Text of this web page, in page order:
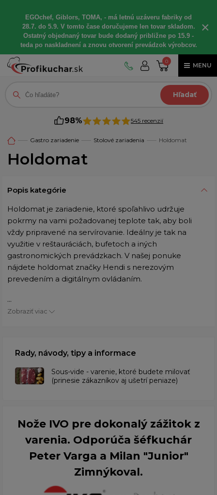
EGOchef, Giblors, TOMA, - má letnú uzáveru fabriky od
28.7. do 5.9. V tomto čase doručujeme len tovar skladom.
Ostatný objednaný tovar bude dodaný približne po 15.9 -
teda po naskladnení a znovu otvorení prevádzok výrobcov.
×
0
MENU
Hľadať
98% 545 recenzií
Gastro zariadenie Stolové zariadenia Holdomat
Holdomat
Popis kategórie
Holdomat je zariadenie, ktoré spoľahlivo udržuje
pokrmy na vami požadovanej teplote tak, aby boli
vždy pripravené na servírovanie. Ideálny je tak na
využitie v reštauráciách, bufetoch a iných
gastronomických prevádzkach. V našej ponuke
nájdete holdomat značky Hendi s nerezovým
prevedením a digitálnym ovládaním.
...
Zobraziť viac
Rady, návody, tipy a informace
​Sous-vide - varenie, ktoré budete milovať
(prinesie zákazníkov aj ušetrí peniaze)
Nože IVO pre dokonalý zážitok z
varenia. Odporúča šéfkuchár
Peter Varga a Milan "Junior"
Zimnýkoval.